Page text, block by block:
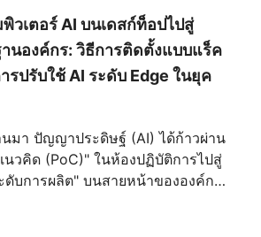
ามสุนทรียภาพหลอมรวมเข้าด้วยกัน
งความสมดุลอัน
หน้าประวัติศาสตร์ ความสมมาตร
ามมั่นคง ความเป็นระเบียบ
มยั่งยืน นับตั้งแต่วสถาปัตยกรรม
ารออกแบบอุตสาหกรรมสมัยใหม่
ดึงดูดเข้าหาองค์ประกอบที่มีความ
าณ MEG MAESTRO 900R นำ
วเตอร์ AI บนเดสก์ท็อปไปสู่
นองค์กร: วิธีการติดตั้งแบบแร็ค
รปรับใช้ AI ระดับ Edge ในยุค
มา ปัญญาประดิษฐ์ (AI) ได้ก้าวผ่าน
วคิด (PoC)" ในห้องปฏิบัติการไปสู่
ดับการผลิต" บนสายหน้าขององค์กร